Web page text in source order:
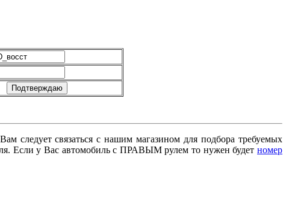
следует связаться с нашим магазином для подбора требуемых
Если у Вас автомобиль с ПРАВЫМ рулем то нужен будетномер